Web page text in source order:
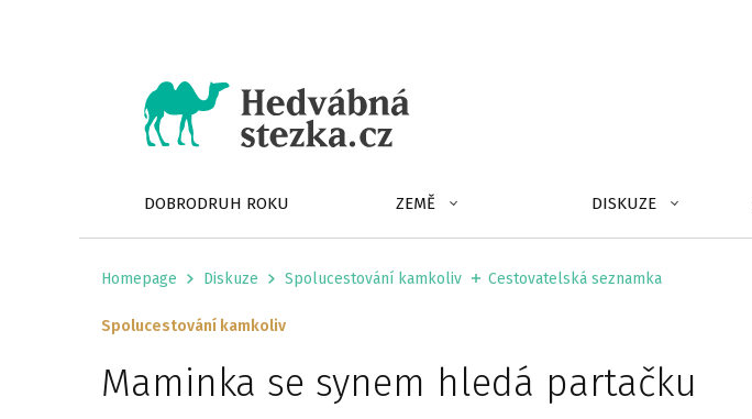
DOBRODRUH ROKU ZEMĚ DISKUZE
Homepage Diskuze Spolucestování kamkoliv Cestovatelská seznamka
Spolucestování kamkoliv
Maminka se synem hledá partačku